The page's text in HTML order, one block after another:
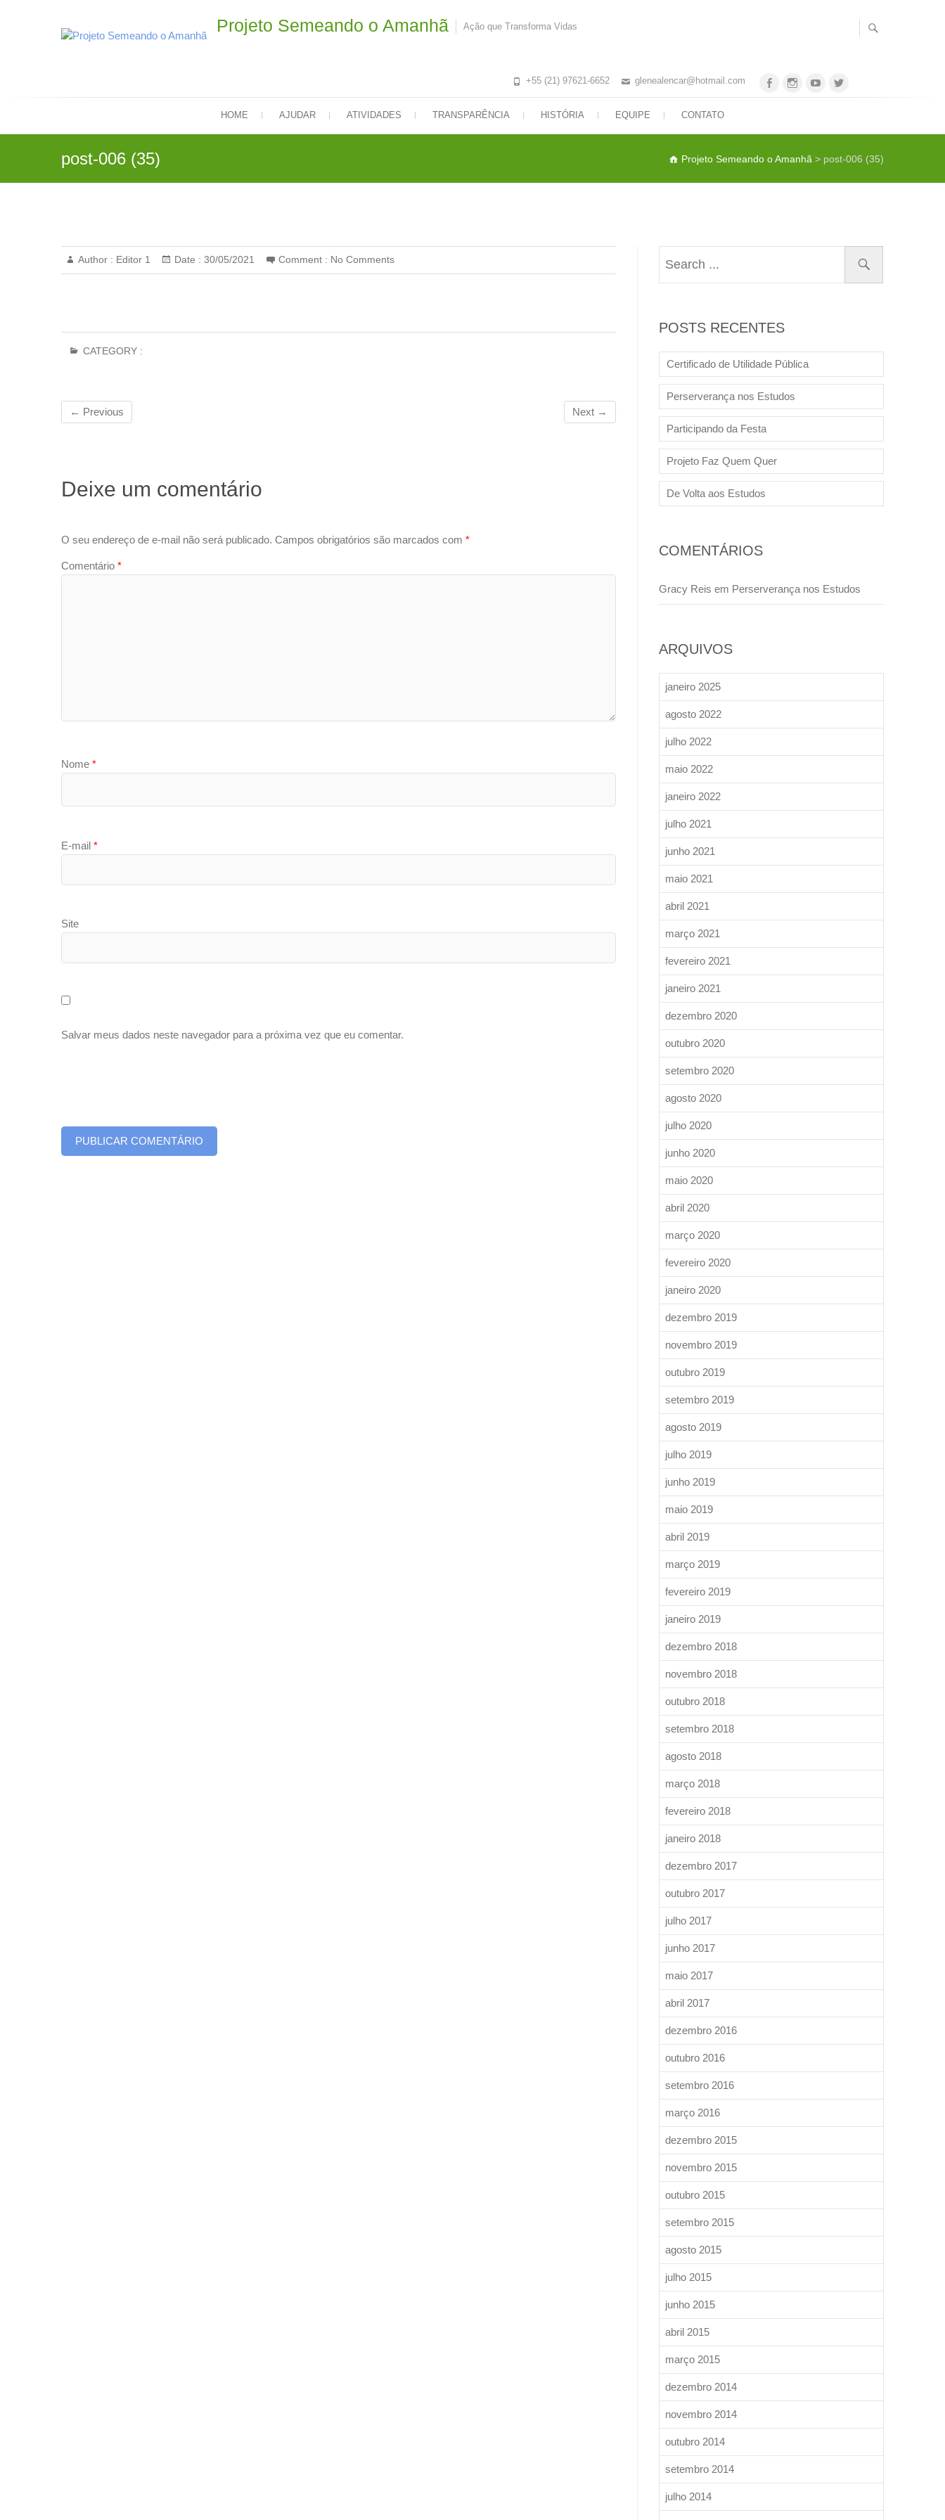
Projeto Semeando o Amanhã Ação que Transforma Vidas
FacebookInstagram
Youtube
+55 (21) 97621-6652 glenealencar@hotmail.com
HOME AJUDAR ATIVIDADES TRANSPARÊNCIA HISTÓRIA EQUIPE CONTATO
post-006 (35) Projeto Semeando o Amanhã > post-006 (35)
Author : Editor 1 Date : 30/05/2021 Comment : No Comments
CATEGORY :
← Previous Next →
Deixe um comentário
O seu endereço de e-mail não será publicado. Campos obrigatórios são marcados com *
Comentário *
Nome *
E-mail *
Site
Salvar meus dados neste navegador para a próxima vez que eu comentar.
POSTS RECENTES
Certificado de Utilidade Pública
Perserverança nos Estudos
Participando da Festa
Projeto Faz Quem Quer
De Volta aos Estudos
COMENTÁRIOS
Gracy Reis em Perserverança nos Estudos
ARQUIVOS
janeiro 2025
agosto 2022
julho 2022
maio 2022
janeiro 2022
julho 2021
junho 2021
maio 2021
abril 2021
março 2021
fevereiro 2021
janeiro 2021
dezembro 2020
outubro 2020
setembro 2020
agosto 2020
julho 2020
junho 2020
maio 2020
abril 2020
março 2020
fevereiro 2020
janeiro 2020
dezembro 2019
novembro 2019
outubro 2019
setembro 2019
agosto 2019
julho 2019
junho 2019
maio 2019
abril 2019
março 2019
fevereiro 2019
janeiro 2019
dezembro 2018
novembro 2018
outubro 2018
setembro 2018
agosto 2018
março 2018
fevereiro 2018
janeiro 2018
dezembro 2017
outubro 2017
julho 2017
junho 2017
maio 2017
abril 2017
dezembro 2016
outubro 2016
setembro 2016
março 2016
dezembro 2015
novembro 2015
outubro 2015
setembro 2015
agosto 2015
julho 2015
junho 2015
abril 2015
março 2015
dezembro 2014
novembro 2014
outubro 2014
setembro 2014
julho 2014